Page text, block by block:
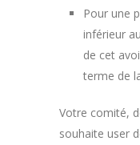
Pour une
inférieur
de cet
terme de
Votre comité,
souhaite user